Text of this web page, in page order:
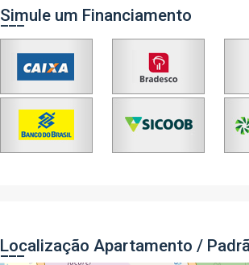
Simule um Financiamento
Localização Apartamento /